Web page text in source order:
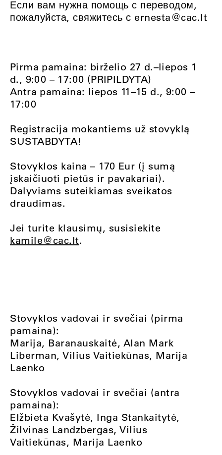
Если вам нужна помощь с переводом,
пожалуйста, свяжитесь с ernesta@cac.lt
Pirma pamaina: birželio 27 d.–liepos 1
d., 9:00 – 17:00 (PRIPILDYTA)
Antra pamaina: liepos 11–15 d., 9:00 –
17:00
Registracija mokantiems už stovyklą
SUSTABDYTA!
Stovyklos kaina – 170 Eur (į sumą
įskaičiuoti pietūs ir pavakariai).
Dalyviams suteikiamas sveikatos
draudimas.
Jei turite klausimų, susisiekite
kamile@cac.lt.
Stovyklos vadovai ir svečiai (pirma
pamaina):
Marija, Baranauskaitė, Alan Mark
Liberman, Vilius Vaitiekūnas, Marija
Laenko
Stovyklos vadovai ir svečiai (antra
pamaina):
Elžbieta Kvašytė, Inga Stankaitytė,
Žilvinas Landzbergas, Vilius
Vaitiekūnas, Marija Laenko